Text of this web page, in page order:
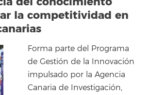
la competitividad en
Forma parte del Programa
de Gestión de la Innovación
impulsado por la Agencia
Canaria de Investigación,